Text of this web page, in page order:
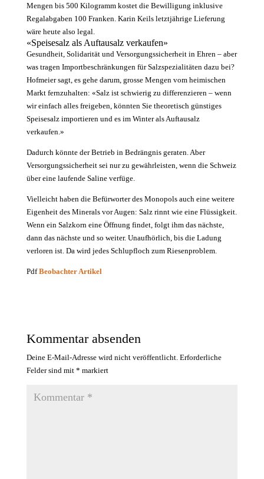
Mengen bis 500 Kilogramm kostet die Bewilligung inklusive
Regalabgaben 100 Franken. Karin Keils letztjährige Lieferung
wäre heute also legal.
«Speisesalz als Auftausalz verkaufen»
Gesundheit, Solidarität und Versorgungs­sicherheit in Ehren – aber
was tragen Importbeschränkungen für Salzspezialitäten dazu bei?
Hofmeier sagt, es gehe darum, grosse Mengen vom heimischen
Markt fernzuhalten: «Salz ist schwierig zu differenzieren – wenn
wir einfach alles frei­geben, könnten Sie theoretisch günstiges
Speisesalz importieren und es im Winter als Auftausalz
verkaufen.»
Dadurch könnte der Betrieb in Bedrängnis geraten. Aber
Versorgungssicherheit sei nur zu gewährleisten, wenn die Schweiz
über eine laufende Saline verfüge.
Vielleicht haben die Befürworter des Monopols auch eine weitere
Eigenheit des Minerals vor Augen: Salz rinnt wie eine Flüssigkeit.
Wenn ein Salzkorn eine Öffnung findet, folgt ihm das nächste,
dann das nächste und so weiter. Unaufhörlich, bis die Ladung
verloren ist. Da wird jedes Schlupfloch zum Riesenproblem.
PdfBeobachter Artikel
Kommentar absenden
Deine E-Mail-Adresse wird nicht veröffentlicht. Erforderliche
Felder sind mit * markiert